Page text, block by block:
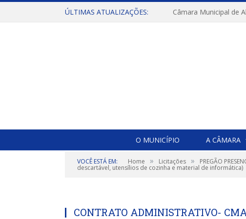
ÚLTIMAS ATUALIZAÇÕES:
O MUNICÍPIO A CÂMARA
VOCÊ ESTÁ EM: Home » Licitações » PREGÃO
descartável, utensílios de cozinha e material de informática)
CONTRATO ADMINISTRATIVO-